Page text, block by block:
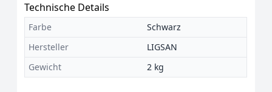
Technische Details
Farbe
Schwarz
Hersteller
LIGSAN
Gewicht
2 kg